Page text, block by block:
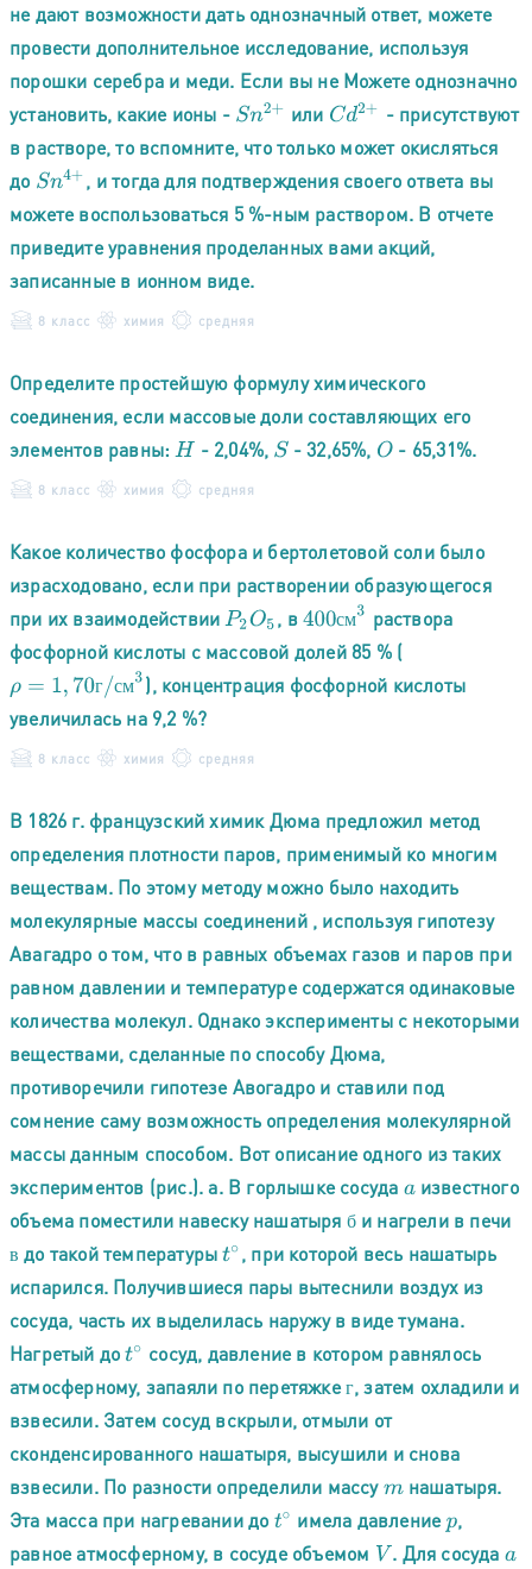
не дают возможности дать однозначный ответ, можете
провести дополнительное исследование, используя
порошки серебра и меди. Если вы не Можете однозначно
установить, какие ионы - Sn2+ или Cd2+
- присутствуют
в растворе, то вспомните, что только может окисляться
до Sn4+ , и тогда для подтверждения своего ответа вы
можете воспользоваться 5 %-ным раствором. В отчете
приведите уравнения проделанных вами акций,
записанные в ионном виде.
8 класс химия средняя
Определите простейшую формулу химического
соединения, если массовые доли составляющих его
элементов равны: H - 2,04%, S- 32,65%, O - 65,31%.
8 класс химия средняя
Какое количество фосфора и бертолетовой соли было
израсходовано, если при растворении образующегося
при их взаимодействии P2O5 , в см
400см3 раствора
фосфорной кислоты с массовой долей 85 % (
г см
ρ= 1,70 г /см3
), концентрация фосфорной кислоты
увеличилась на 9,2 %?
8 класс химия средняя
В 1826 г. французский химик Дюма предложил метод
определения плотности паров, применимый ко многим
веществам. По этому методу можно было находить
молекулярные массы соединений , используя гипотезу
Авагадро о том, что в равных объемах газов и паров при
равном давлении и температуре содержатся одинаковые
количества молекул. Однако эксперименты с некоторыми
веществами, сделанные по способу Дюма,
противоречили гипотезе Авогадро и ставили под
сомнение саму возможность определения молекулярной
массы данным способом. Вот описание одного из таких
экспериментов (рис.). а. В горлышке сосуда aизвестного
объема поместили навеску нашатыря б
би нагрели в печи
в
в до такой температурыt∘, при которой весь нашатырь
испарился. Получившиеся пары вытеснили воздух из
сосуда, часть их выделилась наружу в виде тумана.
Нагретый доt∘ сосуд, давление в котором равнялось
атмосферному, запаяли по перетяжкег
г, затем охладили и
взвесили. Затем сосуд вскрыли, отмыли от
сконденсированного нашатыря, высушили и снова
взвесили. По разности определили массуmнашатыря.
Эта масса при нагревании до t∘ имела давлениеp,
равное атмосферному, в сосуде объемом V . Для сосуда a